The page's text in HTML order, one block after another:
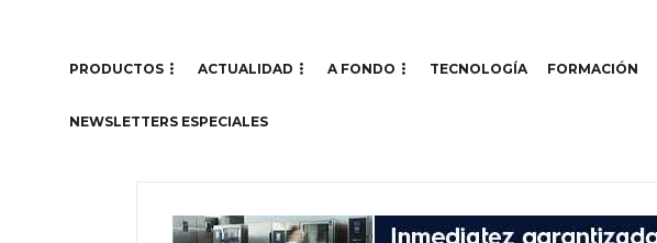
PRODUCTOS ACTUALIDAD A FONDO TECNOLOGÍA FORMACIÓN
NEWSLETTERS ESPECIALES